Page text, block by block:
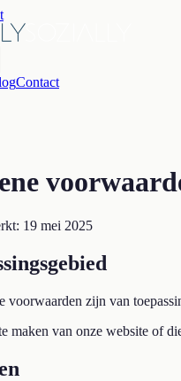
Contact
19 mei 2025
voorwaarden zijn van
maken van onze website of